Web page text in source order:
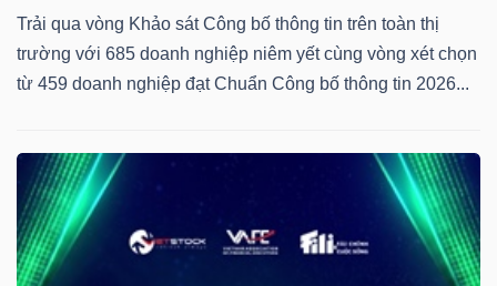
Trải qua vòng Khảo sát Công bố thông tin trên toàn thị
trường với 685 doanh nghiệp niêm yết cùng vòng xét chọn
từ 459 doanh nghiệp đạt Chuẩn Công bố thông tin 2026...